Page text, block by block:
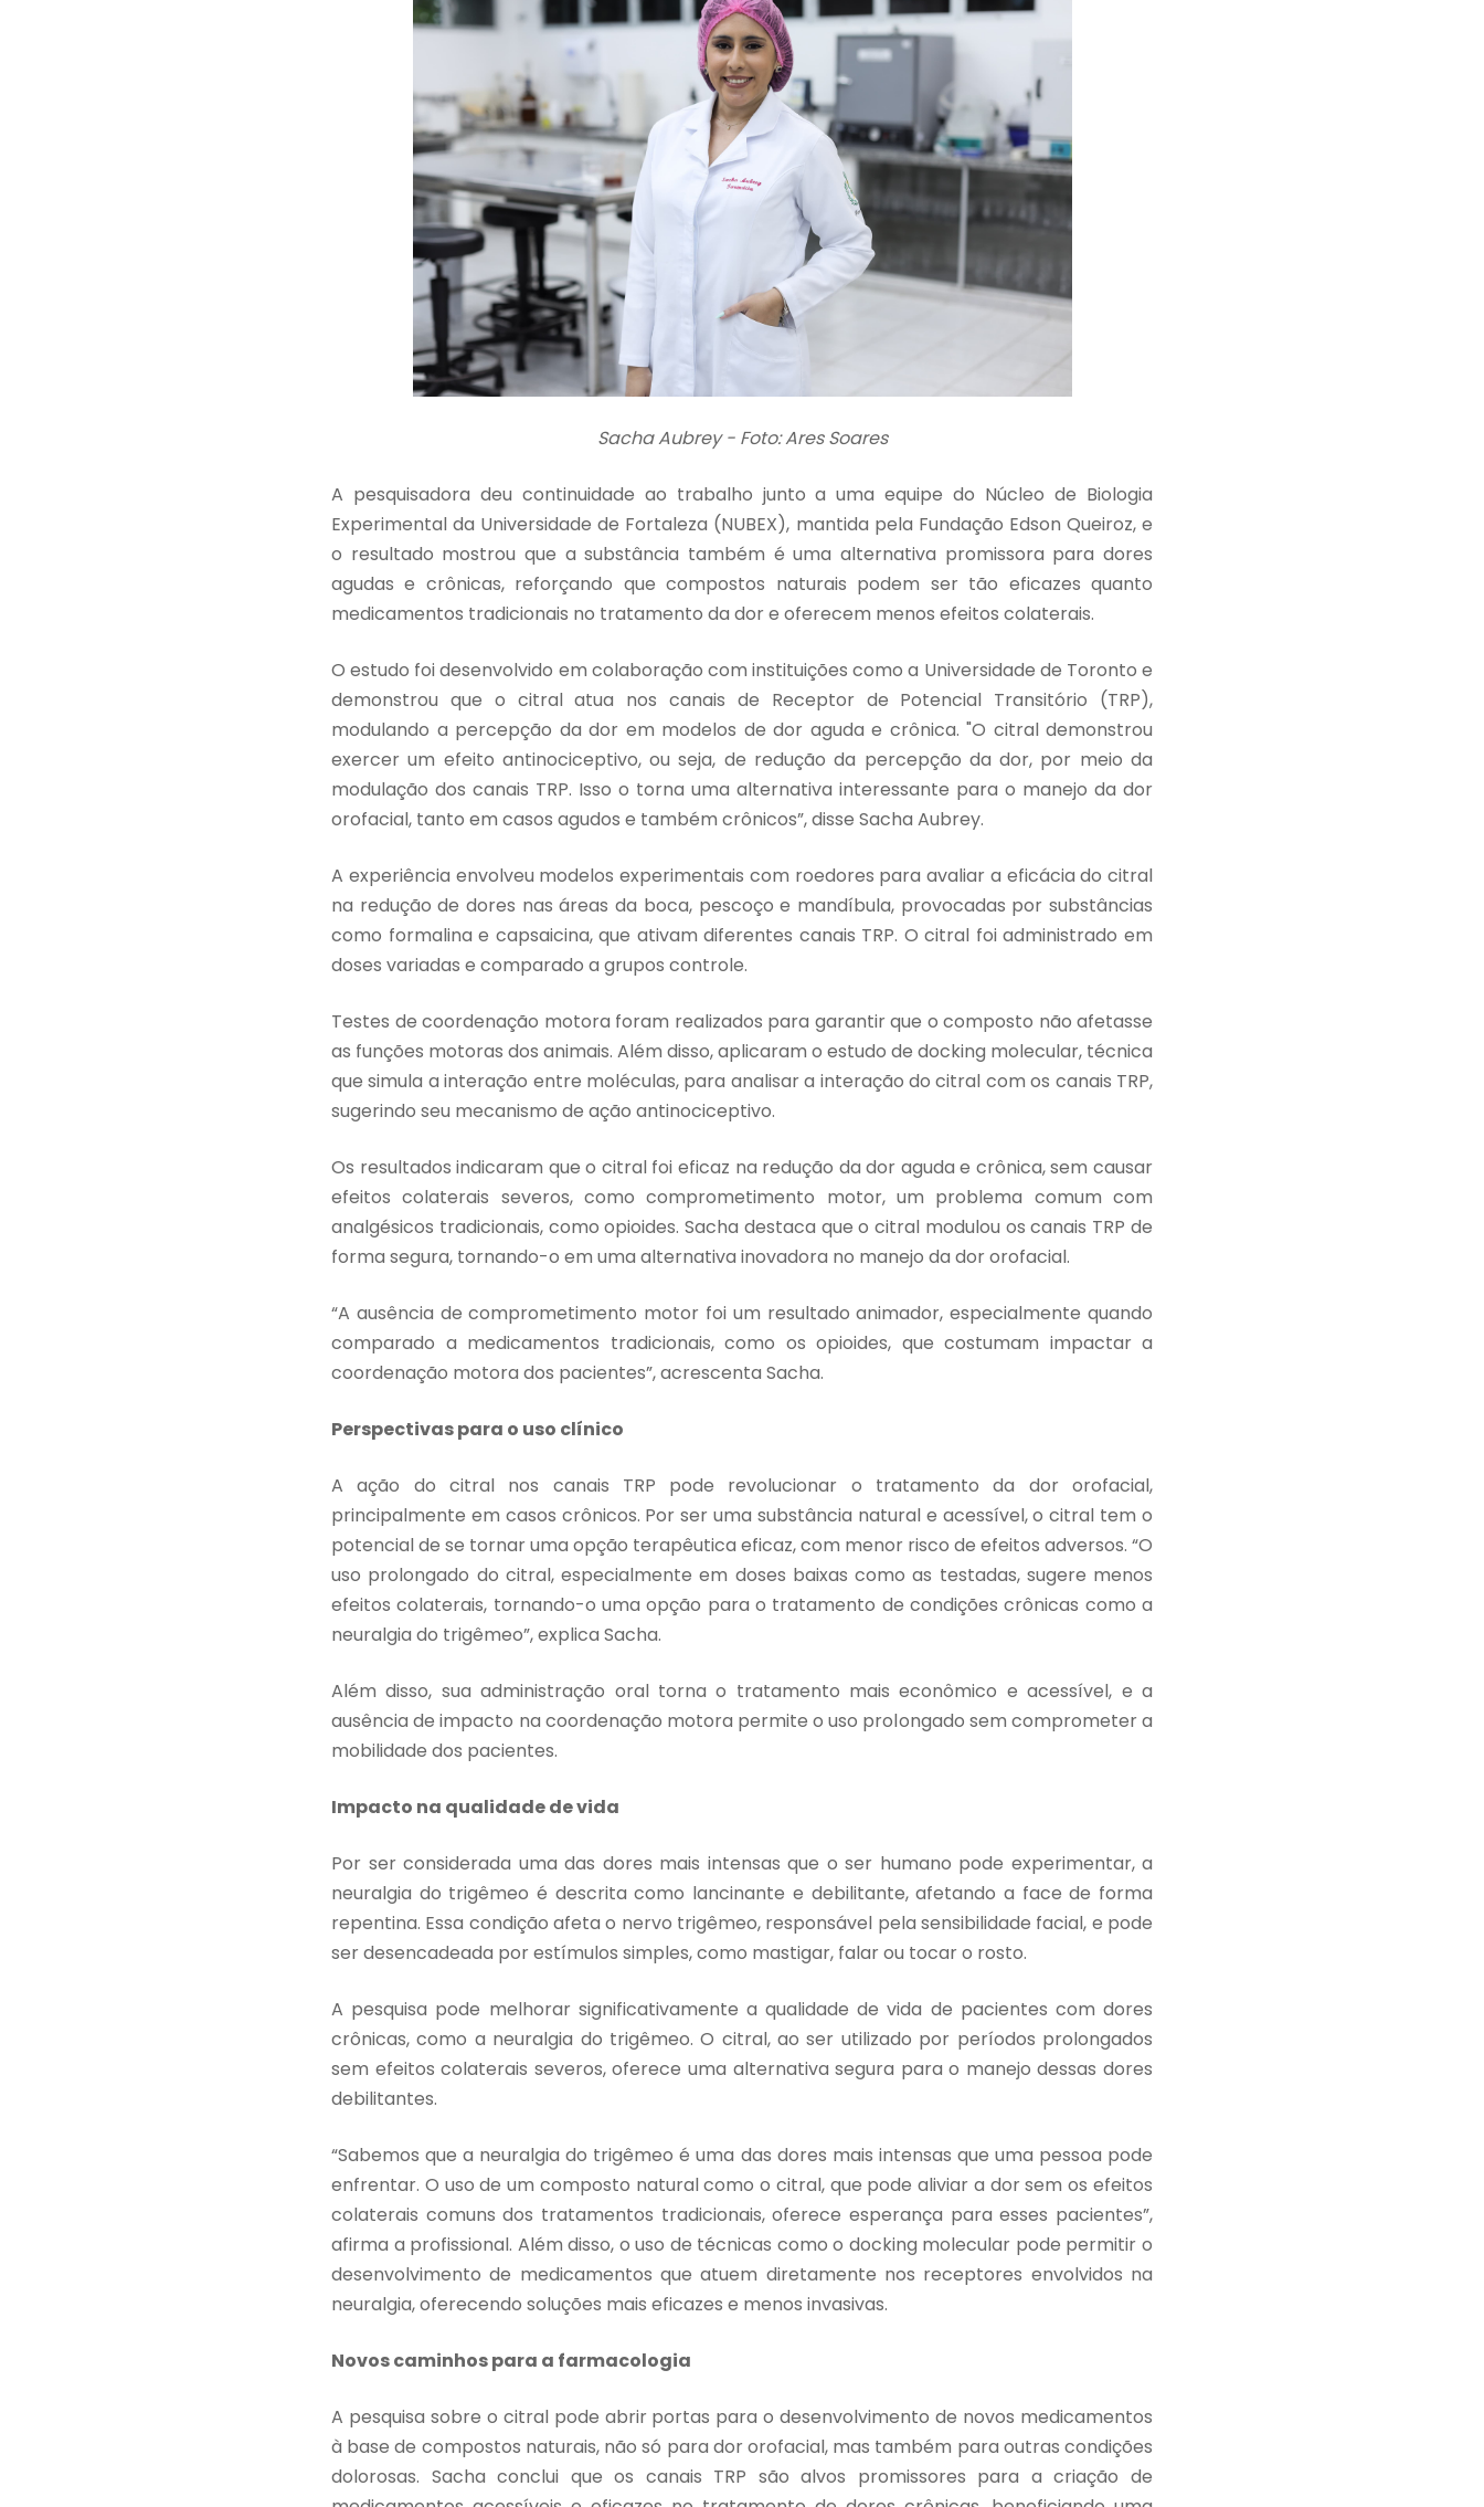
Sacha Aubrey - Foto: Ares Soares
A pesquisadora deu continuidade ao trabalho junto a uma equipe do Núcleo de Biologia
Experimental da Universidade de Fortaleza (NUBEX), mantida pela Fundação Edson Queiroz, e
o resultado mostrou que a substância também é uma alternativa promissora para dores
agudas e crônicas, reforçando que compostos naturais podem ser tão eficazes quanto
medicamentos tradicionais no tratamento da dor e oferecem menos efeitos colaterais.
O estudo foi desenvolvido em colaboração com instituições como a Universidade de Toronto e
demonstrou que o citral atua nos canais de Receptor de Potencial Transitório (TRP),
modulando a percepção da dor em modelos de dor aguda e crônica. "O citral demonstrou
exercer um efeito antinociceptivo, ou seja, de redução da percepção da dor, por meio da
modulação dos canais TRP. Isso o torna uma alternativa interessante para o manejo da dor
orofacial, tanto em casos agudos e também crônicos”, disse Sacha Aubrey.
A experiência envolveu modelos experimentais com roedores para avaliar a eficácia do citral
na redução de dores nas áreas da boca, pescoço e mandíbula, provocadas por substâncias
como formalina e capsaicina, que ativam diferentes canais TRP. O citral foi administrado em
doses variadas e comparado a grupos controle.
Testes de coordenação motora foram realizados para garantir que o composto não afetasse
as funções motoras dos animais. Além disso, aplicaram o estudo de docking molecular, técnica
que simula a interação entre moléculas, para analisar a interação do citral com os canais TRP,
sugerindo seu mecanismo de ação antinociceptivo.
Os resultados indicaram que o citral foi eficaz na redução da dor aguda e crônica, sem causar
efeitos colaterais severos, como comprometimento motor, um problema comum com
analgésicos tradicionais, como opioides. Sacha destaca que o citral modulou os canais TRP de
forma segura, tornando-o em uma alternativa inovadora no manejo da dor orofacial.
“A ausência de comprometimento motor foi um resultado animador, especialmente quando
comparado a medicamentos tradicionais, como os opioides, que costumam impactar a
coordenação motora dos pacientes”, acrescenta Sacha.
Perspectivas para o uso clínico
A ação do citral nos canais TRP pode revolucionar o tratamento da dor orofacial,
principalmente em casos crônicos. Por ser uma substância natural e acessível, o citral tem o
potencial de se tornar uma opção terapêutica eficaz, com menor risco de efeitos adversos. “O
uso prolongado do citral, especialmente em doses baixas como as testadas, sugere menos
efeitos colaterais, tornando-o uma opção para o tratamento de condições crônicas como a
neuralgia do trigêmeo”, explica Sacha.
Além disso, sua administração oral torna o tratamento mais econômico e acessível, e a
ausência de impacto na coordenação motora permite o uso prolongado sem comprometer a
mobilidade dos pacientes.
Impacto na qualidade de vida
Por ser considerada uma das dores mais intensas que o ser humano pode experimentar, a
neuralgia do trigêmeo é descrita como lancinante e debilitante, afetando a face de forma
repentina. Essa condição afeta o nervo trigêmeo, responsável pela sensibilidade facial, e pode
ser desencadeada por estímulos simples, como mastigar, falar ou tocar o rosto.
A pesquisa pode melhorar significativamente a qualidade de vida de pacientes com dores
crônicas, como a neuralgia do trigêmeo. O citral, ao ser utilizado por períodos prolongados
sem efeitos colaterais severos, oferece uma alternativa segura para o manejo dessas dores
debilitantes.
“Sabemos que a neuralgia do trigêmeo é uma das dores mais intensas que uma pessoa pode
enfrentar. O uso de um composto natural como o citral, que pode aliviar a dor sem os efeitos
colaterais comuns dos tratamentos tradicionais, oferece esperança para esses pacientes”,
afirma a profissional. Além disso, o uso de técnicas como o docking molecular pode permitir o
desenvolvimento de medicamentos que atuem diretamente nos receptores envolvidos na
neuralgia, oferecendo soluções mais eficazes e menos invasivas.
Novos caminhos para a farmacologia
A pesquisa sobre o citral pode abrir portas para o desenvolvimento de novos medicamentos
à base de compostos naturais, não só para dor orofacial, mas também para outras condições
dolorosas. Sacha conclui que os canais TRP são alvos promissores para a criação de